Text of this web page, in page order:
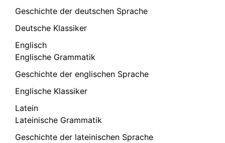
Geschichte der deutschen Sprache
Deutsche Klassiker
Englisch
Englische Grammatik
Geschichte der englischen Sprache
Englische Klassiker
Latein
Lateinische Grammatik
Geschichte der lateinischen Sprache